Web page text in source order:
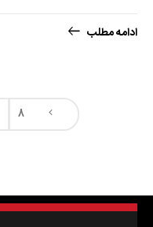
ادامه مطلب
8